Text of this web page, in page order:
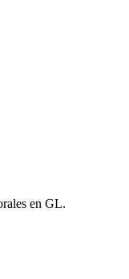
en GL.